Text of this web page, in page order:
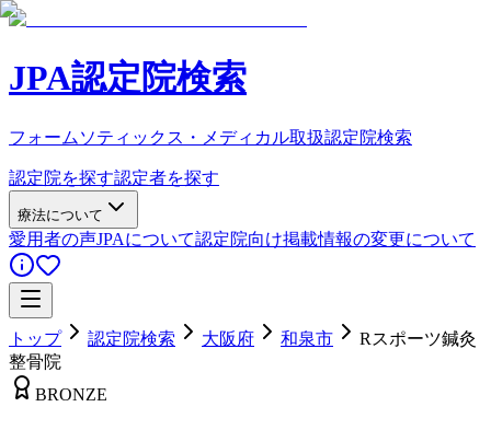
JPA認定院検索
フォームソティックス・メディカル取扱認定院検索
認定院を探す認定者を探す
療法について
愛用者の声JPAについて認定院向け掲載情報の変更について
トップ 認定院検索 大阪府 和泉市
Rスポーツ鍼灸
整骨院
BRONZE